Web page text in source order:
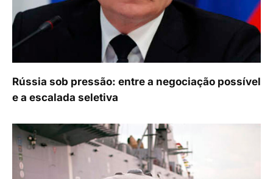
Rússia sob pressão: entre a negociação possível
e a escalada seletiva